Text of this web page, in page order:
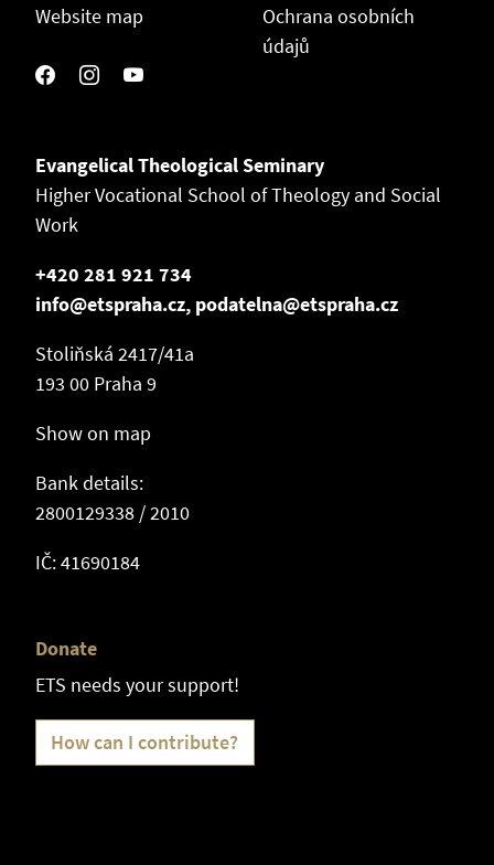
Website map
Ochrana osobních
údajů
Evangelical Theological Seminary
Higher Vocational School of Theology and Social
Work
+420 281 921 734
info@etspraha.cz, podatelna@etspraha.cz
Stoliňská 2417/41a
193 00 Praha 9
Show on map
Bank details:
2800129338 / 2010
IČ: 41690184
Donate
ETS needs your support!
How can I contribute?